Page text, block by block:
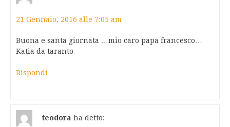
21 Gennaio, 2016 alle 7:05 am
Buona e santa giornata …mio caro papa francesco…
Katia da taranto
Rispondi
teodora ha detto: